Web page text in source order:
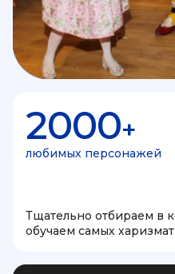
2000+
любимых персонажей
Тщательно отбираем в
обучаем самых